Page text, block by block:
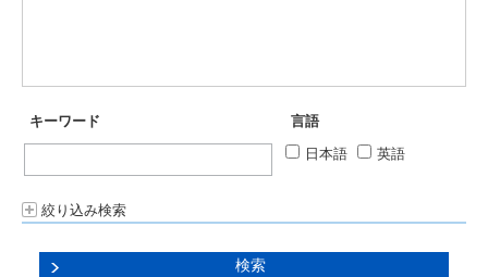
キーワード
言語
日本語
英語
絞り込み検索